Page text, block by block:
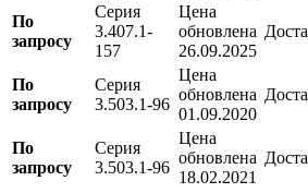
По
запросу
Серия
3.407.1-
157
Цена
обновлена
26.09.2025
По
запросу
Серия
3.503.1-96
Цена
обновлена
01.09.2020
По
запросу
Серия
3.503.1-96
Цена
обновлена
18.02.2021